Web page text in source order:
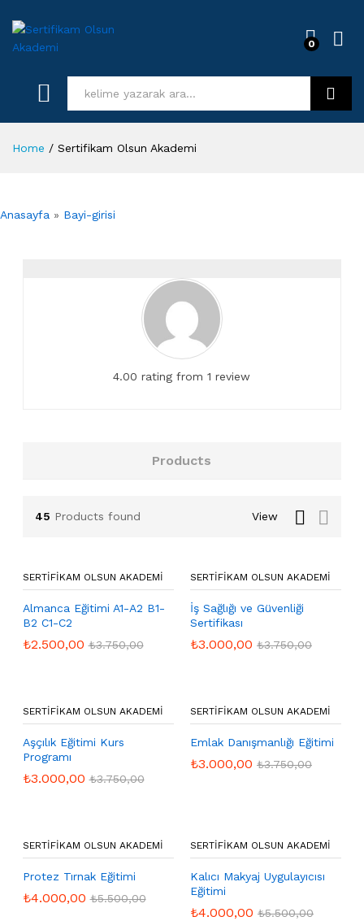
0
Home / Sertifikam Olsun Akademi
Anasayfa » Bayi-girisi
4.00 rating from 1 review
Products
45 Products found View
SERTIFIKAM OLSUN AKADEMI
Almanca Eğitimi A1-A2 B1-
B2 C1-C2
₺2.500,00 ₺3.750,00
SERTIFIKAM OLSUN AKADEMI
İş Sağlığı ve Güvenliği
Sertifikası
₺3.000,00 ₺3.750,00
SERTIFIKAM OLSUN AKADEMI
Aşçılık Eğitimi Kurs
Programı
₺3.000,00 ₺3.750,00
SERTIFIKAM OLSUN AKADEMI
Emlak Danışmanlığı Eğitimi
₺3.000,00 ₺3.750,00
SERTIFIKAM OLSUN AKADEMI
Protez Tırnak Eğitimi
₺4.000,00 ₺5.500,00
SERTIFIKAM OLSUN AKADEMI
Kalıcı Makyaj Uygulayıcısı
Eğitimi
₺4.000,00 ₺5.500,00